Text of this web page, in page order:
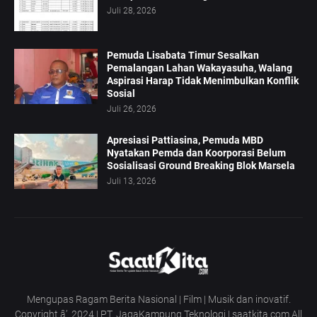
Juli 28, 2026
Pemuda Lisabata Timur Sesalkan
Pemalangan Lahan Wakayasuha, Walang
Aspirasi Harap Tidak Menimbulkan Konflik
Sosial
Juli 26, 2026
Apresiasi Pattiasina, Pemuda MBD
Nyatakan Pemda dan Koorporasi Belum
Sosialisasi Ground Breaking Blok Marsela
Juli 13, 2026
Mengupas Ragam Berita Nasional | Film | Musik dan inovatif.
Copyright â’¸ 2024 | PT. JagaKampung Teknologi | saatkita.com All